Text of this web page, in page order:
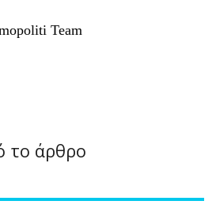
Team
το άρθρο